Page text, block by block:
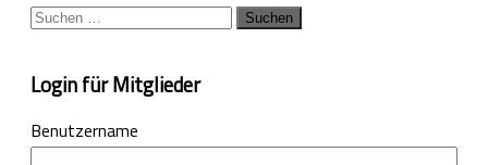
Suchen
Login für Mitglieder
Benutzername